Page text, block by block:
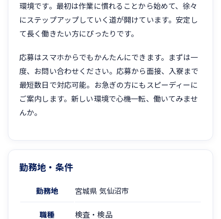
環境です。最初は作業に慣れることから始めて、徐々
にステップアップしていく道が開けています。安定し
て長く働きたい方にぴったりです。
応募はスマホからでもかんたんにできます。まずは一
度、お問い合わせください。応募から面接、入寮まで
最短数日で対応可能。お急ぎの方にもスピーディーに
ご案内します。新しい環境で心機一転、働いてみませ
んか。
勤務地・条件
勤務地 宮城県 気仙沼市
職種 検査・検品